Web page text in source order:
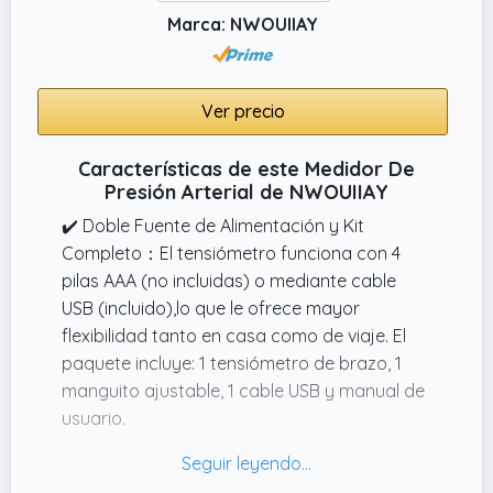
predeterminado para garantizar lecturas
más precisas y rápidas. Además, si se
detecta una frecuencia cardíaca irregular,
aparecerá un indicador de advertencia para
frecuencia de pulso en tiempo real en la
pantalla LCD grande con fuentes claras y
súper grandes. Después de la medición, la
pantalla le permitirá saber si su presión
arterial está dentro del rango normal según
la clasificación de la OMS
Marca: NWOUIIAY
Ver precio
Características de este Medidor De
Presión Arterial de NWOUIIAY
✔️ Doble Fuente de Alimentación y Kit
Completo：El tensiómetro funciona con 4
pilas AAA (no incluidas) o mediante cable
USB (incluido),lo que le ofrece mayor
flexibilidad tanto en casa como de viaje. El
paquete incluye: 1 tensiómetro de brazo, 1
manguito ajustable, 1 cable USB y manual de
usuario.
brazalete del tensiómetro electrónico se